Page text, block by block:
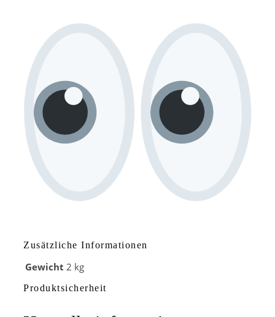
Zusätzliche Informationen
Gewicht 2 kg
Produktsicherheit